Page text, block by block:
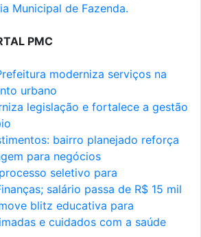
Municipal de Fazenda.
PMC
moderniza serviços na
urbano
legislação e fortalece a gestão
bairro planejado reforça
para negócios
seletivo para
salário passa de R$ 15 mil
blitz educativa para
e cuidados com a saúde